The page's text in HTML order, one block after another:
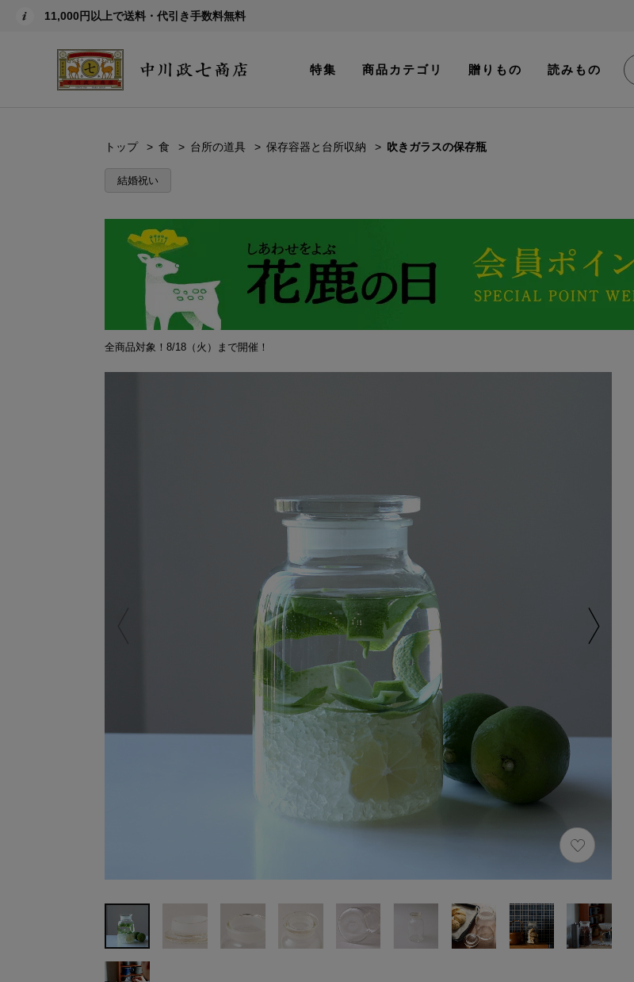
11,000円以上で送料・代引き手数料無料
特集 商品カテゴリ 贈りもの 読みもの
トップ 食 台所の道具 保存容器と台所収納 吹きガラスの保存瓶
結婚祝い
全商品対象！8/18（火）まで開催！